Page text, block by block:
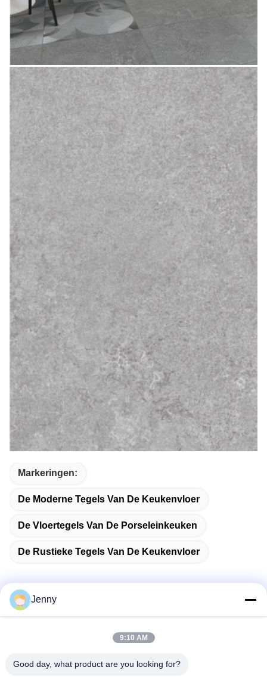
Markeringen:
De Moderne Tegels Van De Keukenvloer
De Vloertegels Van De Porseleinkeuken
De Rustieke Tegels Van De Keukenvloer
2 verdieping 11, Noord-District 4 Block, Hua Yi International
Jenny
9:10 AM
Good day, what product are you looking for?